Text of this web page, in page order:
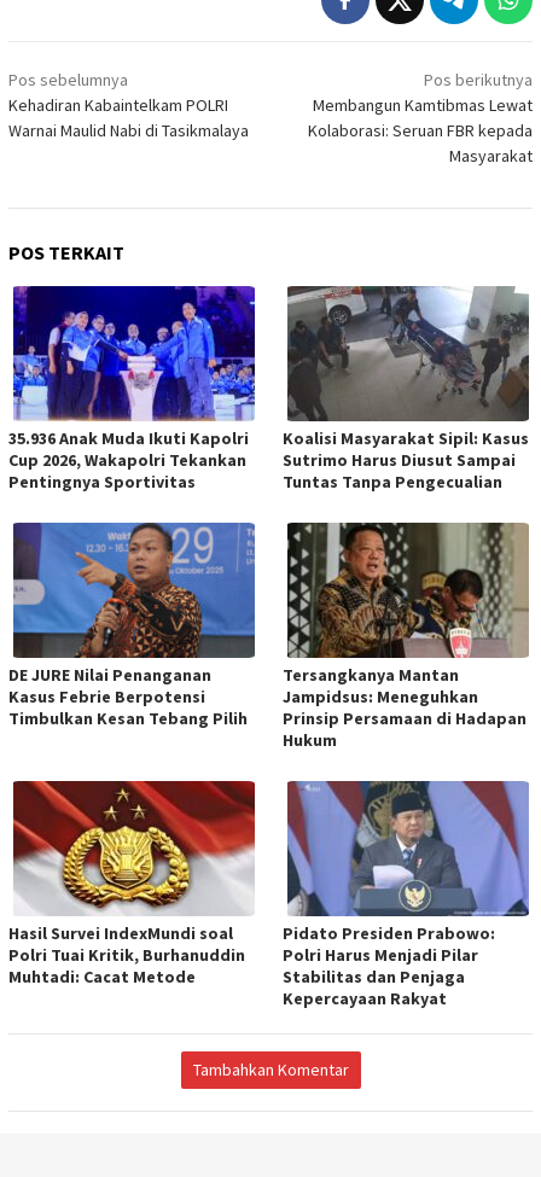
Navigasi
pos
Pos sebelumnya
Kehadiran Kabaintelkam POLRI
Warnai Maulid Nabi di Tasikmalaya
Pos berikutnya
Membangun Kamtibmas Lewat
Kolaborasi: Seruan FBR kepada
Masyarakat
POS TERKAIT
35.936 Anak Muda Ikuti Kapolri
Cup 2026, Wakapolri Tekankan
Pentingnya Sportivitas
Koalisi Masyarakat Sipil: Kasus
Sutrimo Harus Diusut Sampai
Tuntas Tanpa Pengecualian
DE JURE Nilai Penanganan
Kasus Febrie Berpotensi
Timbulkan Kesan Tebang Pilih
Tersangkanya Mantan
Jampidsus: Meneguhkan
Prinsip Persamaan di Hadapan
Hukum
Hasil Survei IndexMundi soal
Polri Tuai Kritik, Burhanuddin
Muhtadi: Cacat Metode
Pidato Presiden Prabowo:
Polri Harus Menjadi Pilar
Stabilitas dan Penjaga
Kepercayaan Rakyat
Tambahkan Komentar